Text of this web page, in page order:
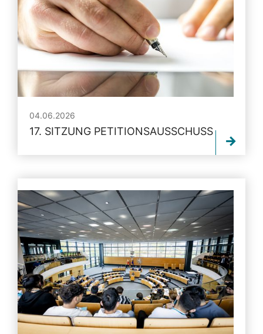
04.06.2026
17. SITZUNG PETITIONSAUSSCHUSS